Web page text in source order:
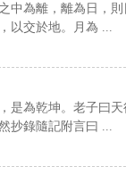
中為離，離為日，則
以交於地。月為 ...
是為乾坤。老子曰天
抄錄隨記附言曰 ...